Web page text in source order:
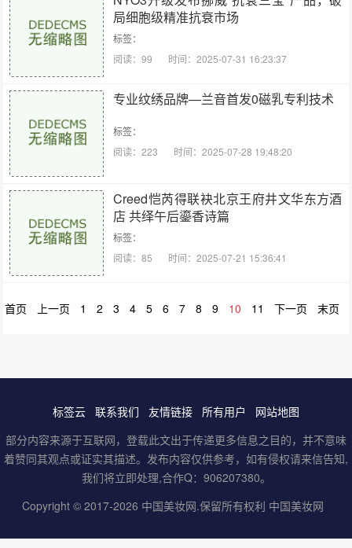
局细胞级精准抗衰市场
标签：
阅读：99
时间：2025-07-31 16:23:37
专业纹绣品牌—兰音首发0磁乳专利技术
标签：
阅读：223
时间：2025-07-28 19:48:20
Creed恺芮得联袂北京王府井文华东方酒
店 共绎午后鎏香诗篇
标签：
阅读：85
时间：2025-07-21 15:36:41
首页 上一页 1 2 3 4 5 6 7 8 9 10 11 下一页 末页
标签云 联系我们 友情链接 所有用户
网站地图
部分内容来源于互联网，登载此文出于传递更多信息之目的，并不意味
着赞同其观点或证实其描述。发布内容仅供参考，如有侵权请来信告知,
我们将立即处理,合作Q：906207380。
Copyright © 2017-2026 中国美妆网.保留所有权利 中国美妆网